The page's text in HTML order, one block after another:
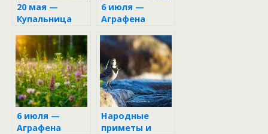
20 мая —
Купальница
6 июля —
Аграфена
6 июля —
Аграфена
Народные
приметы и